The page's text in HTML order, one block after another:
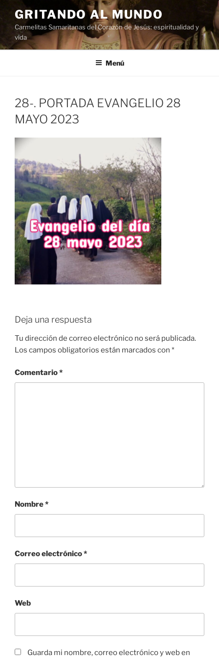
al
contenido
GRITANDO AL MUNDO
Carmelitas Samaritanas del Corazón de Jesús: espiritualidad y
vida
Menú
28-. PORTADA EVANGELIO 28
MAYO 2023
Deja una respuesta
Tu dirección de correo electrónico no será publicada.
Los campos obligatorios están marcados con *
Comentario*
Nombre*
Correo electrónico*
Web
Guarda mi nombre, correo electrónico y web en